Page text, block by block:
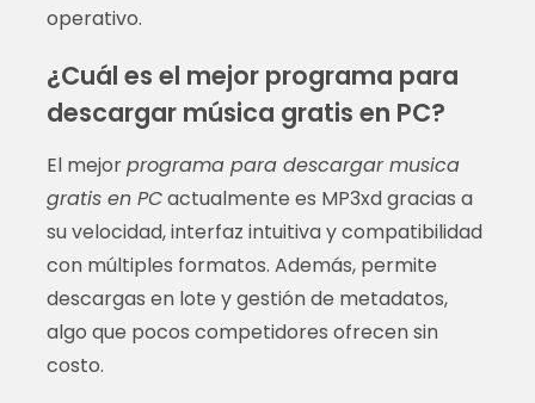
operativo.
¿Cuál es el mejor programa para
descargar música gratis en PC?
El mejorprograma para descargar musica
gratis en PCactualmente es MP3xd gracias a
su velocidad, interfaz intuitiva y compatibilidad
con múltiples formatos. Además, permite
descargas en lote y gestión de metadatos,
algo que pocos competidores ofrecen sin
costo.